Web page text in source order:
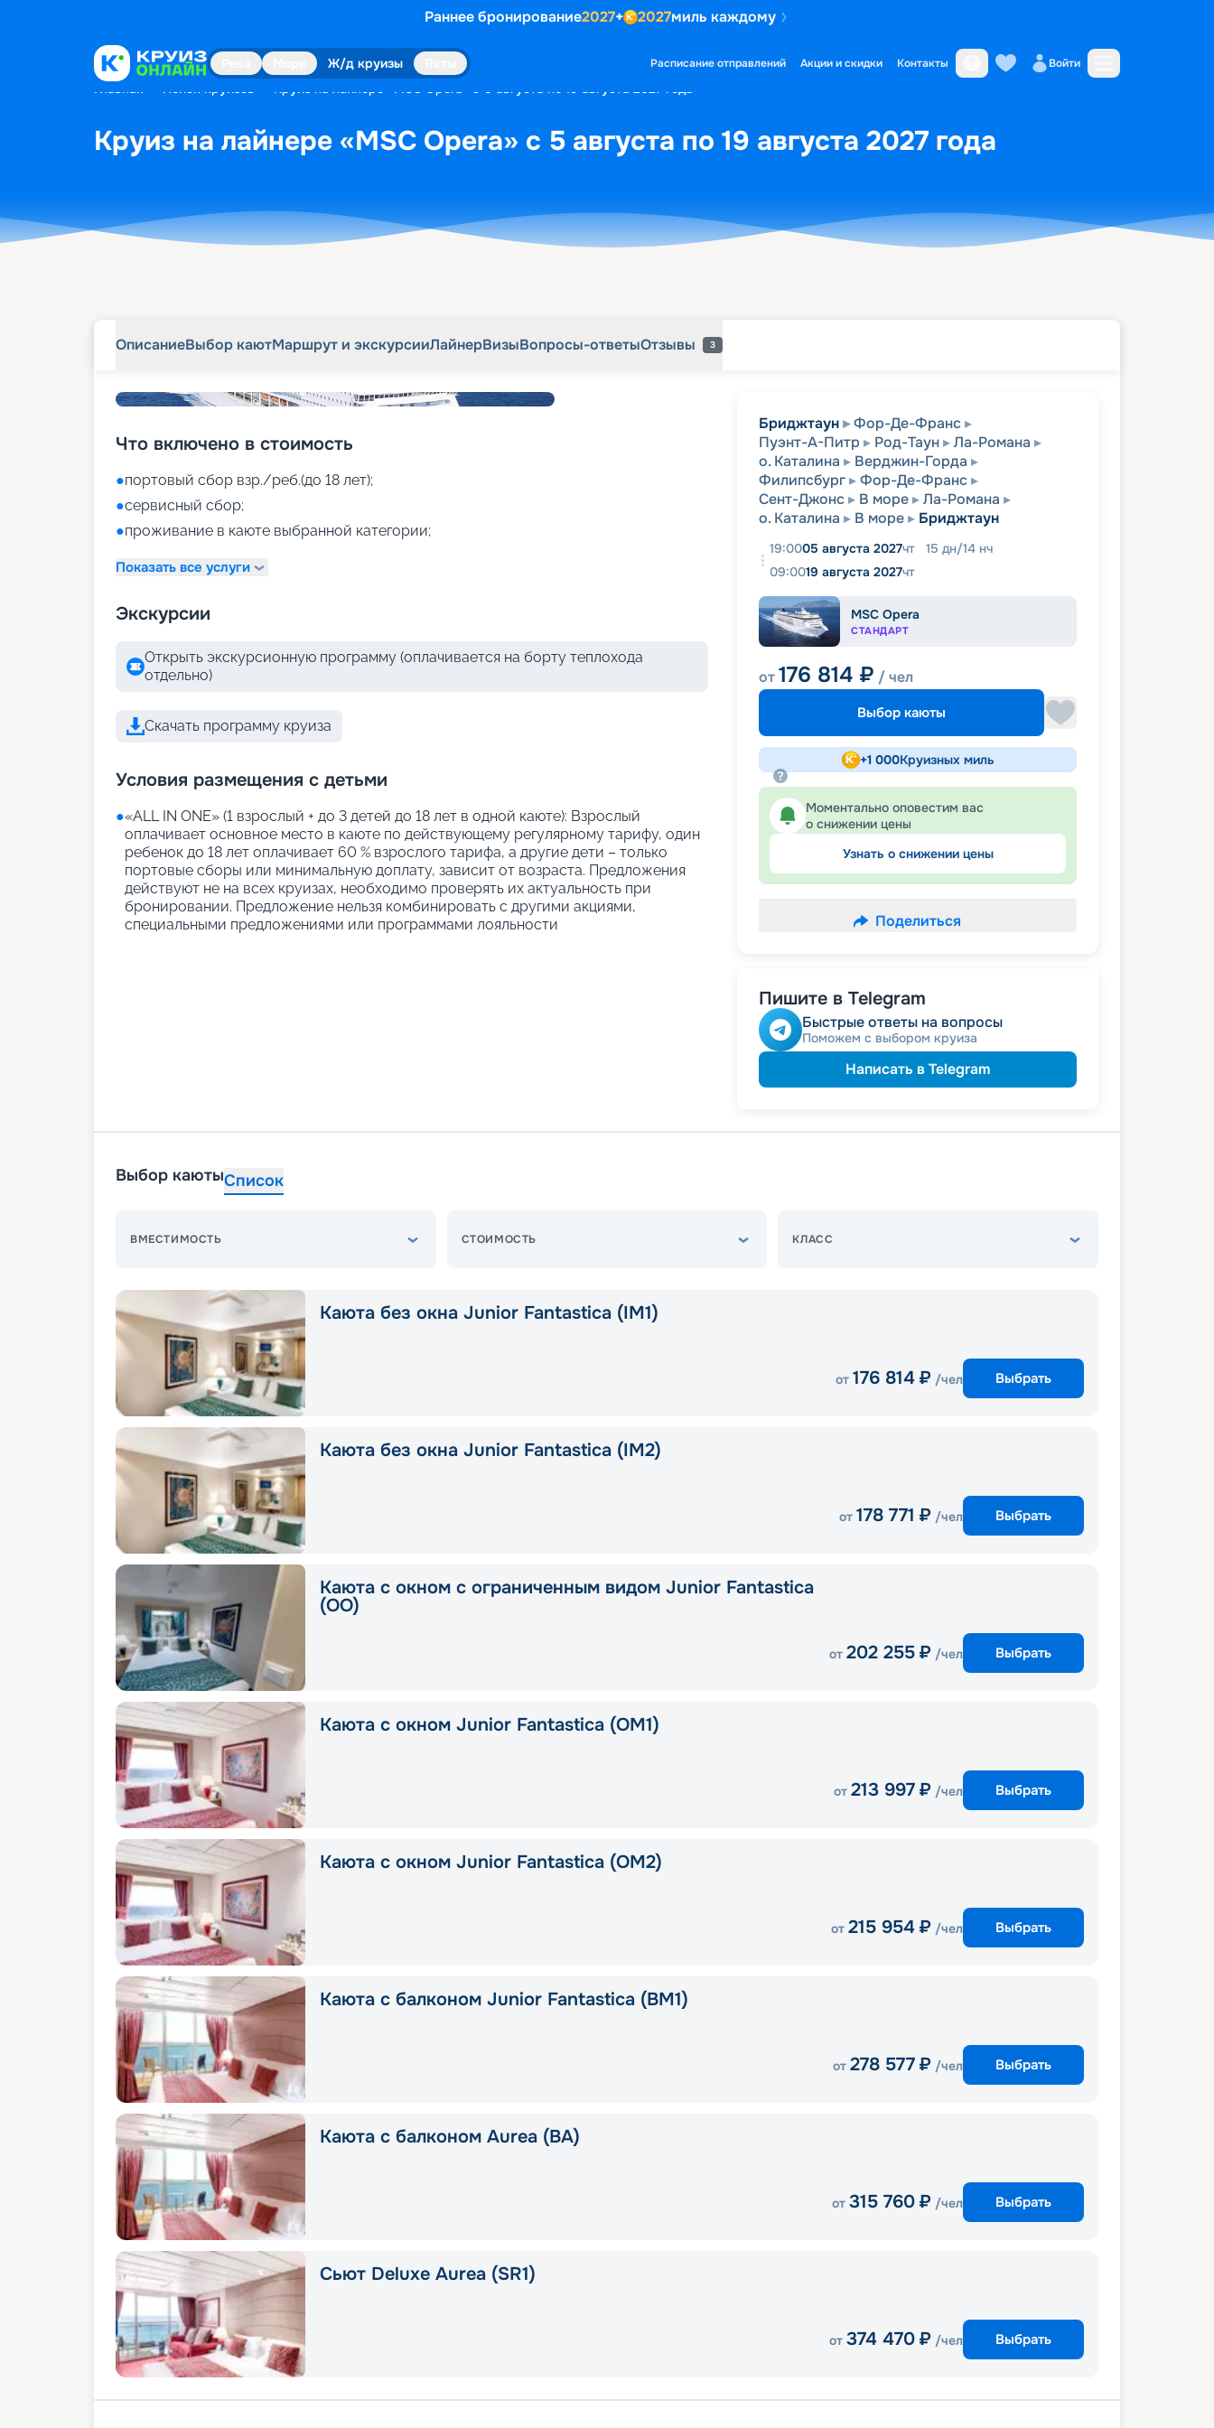
Раннее бронирование2027+ 2027миль каждому
Ж/д круизы Расписание отправлений Акции и скидки Контакты Войти
Главная Поиск круизов Круиз на лайнере «MSC Opera» с 5 августа по 19 августа 2027 года
Круиз на лайнере «MSC Opera» с 5 августа по 19 августа 2027 года
ОписаниеВыбор каютМаршрут и экскурсииЛайнерВизыВопросы-ответыОтзывы 3
Что включено в стоимость
●портовый сбор взр./реб.(до 18 лет);
●сервисный сбор;
●проживание в каюте выбранной категории;
Показать все услуги
Экскурсии
Открыть экскурсионную программу (оплачивается на борту теплохода
отдельно)
Скачать программу круиза
Условия размещения с детьми
●«АLL IN ONE» (1 взрослый + до 3 детей до 18 лет в одной каюте): Взрослый
оплачивает основное место в каюте по действующему регулярному тарифу, один
ребенок до 18 лет оплачивает 60 % взрослого тарифа, а другие дети – только
портовые сборы или минимальную доплату, зависит от возраста. Предложения
действуют не на всех круизах, необходимо проверять их актуальность при
бронировании. Предложение нельзя комбинировать с другими акциями,
специальными предложениями или программами лояльности
Бриджтаун
Фор-Де-Франс
Пуэнт-А-Питр
Род-Таун
Ла-Романа
о. Каталина
Верджин-Горда
Филипсбург
Фор-Де-Франс
Сент-Джонс
В море
Ла-Романа
о. Каталина
В море Бриджтаун
19:0005 августа 2027чт 15 дн/14 нч
09:0019 августа 2027чт
MSC Opera
СТАНДАРТ
от176 814 ₽ / чел
Выбор каюты
+1 000Круизных миль
Моментально оповестим вас
о снижении цены
Узнать о снижении цены
Поделиться
Пишите в Telegram
Быстрые ответы на вопросы
Поможем с выбором круиза
Написать в Telegram
Выбор каютыСписок
ВМЕСТИМОСТЬ СТОИМОСТЬ КЛАСС
Каюта без окна Junior Fantastica (IM1)
от 176 814 ₽ /чел Выбрать
Каюта без окна Junior Fantastica (IM2)
от 178 771 ₽ /чел Выбрать
Каюта с окном с ограниченным видом Junior Fantastica
(OO)
от 202 255 ₽ /чел Выбрать
Каюта с окном Junior Fantastica (OM1)
от 213 997 ₽ /чел Выбрать
Каюта с окном Junior Fantastica (OM2)
от 215 954 ₽ /чел Выбрать
Каюта с балконом Junior Fantastica (BM1)
от 278 577 ₽ /чел Выбрать
Каюта с балконом Aurea (BA)
от 315 760 ₽ /чел Выбрать
Сьют Deluxe Aurea (SR1)
от 374 470 ₽ /чел Выбрать